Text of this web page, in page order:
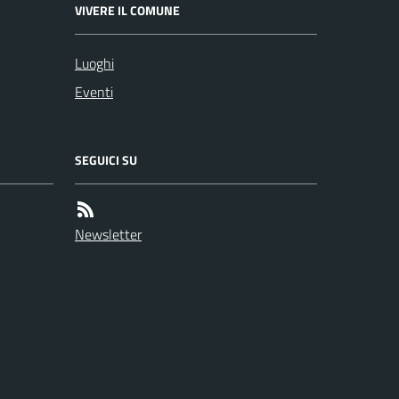
VIVERE IL COMUNE
Luoghi
Eventi
SEGUICI SU
Newsletter